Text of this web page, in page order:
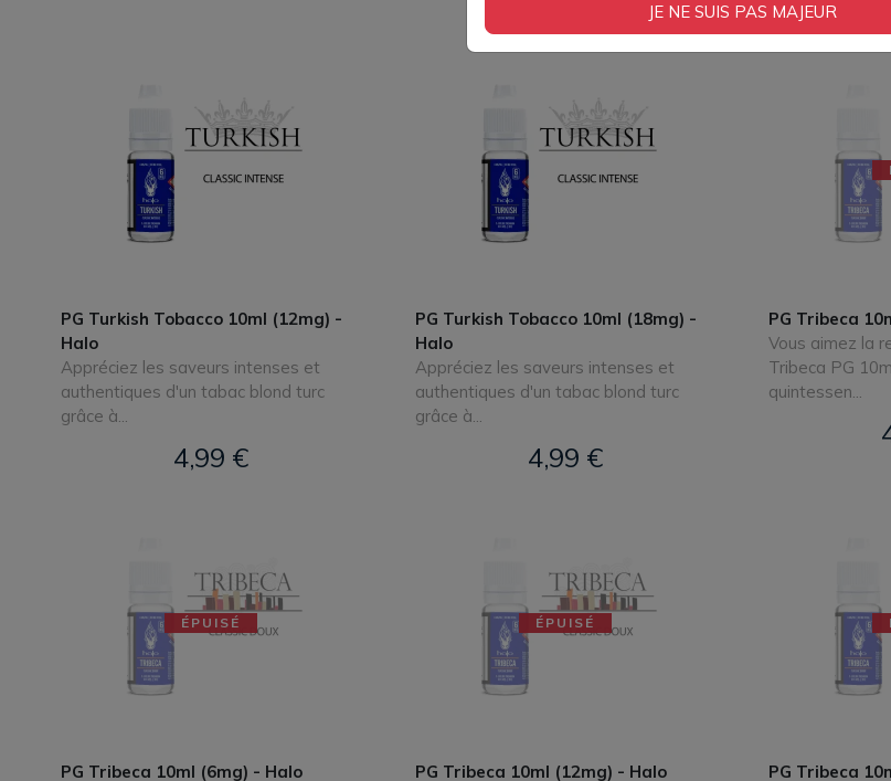
PG Turkish Tobacco 10ml (12mg) -
Halo
Appréciez les saveurs intenses et
authentiques d'un tabac blond turc
grâce à...
4,99 €
PG Turkish Tobacco 10ml (18mg) -
Halo
Appréciez les saveurs intenses et
authentiques d'un tabac blond turc
grâce à...
4,99 €
PG Tribeca
Vous aimez la
Tribeca PG
quintessen...
ÉPUISÉ
PG Tribeca 10ml (6mg) - Halo
ÉPUISÉ
PG Tribeca 10ml (12mg) - Halo
PG Tribeca
JE NE SUIS PAS MAJEUR